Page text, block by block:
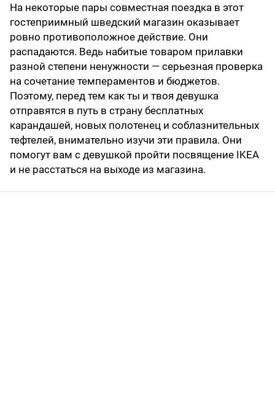
На некоторые пары совместная поездка в этот
гостеприимный шведский магазин оказывает
ровно противоположное действие. Они
распадаются. Ведь набитые товаром прилавки
разной степени ненужности — серьезная проверка
на сочетание темпераментов и бюджетов.
Поэтому, перед тем как ты и твоя девушка
отправятся в путь в страну бесплатных
карандашей, новых полотенец и соблазнительных
тефтелей, внимательно изучи эти правила. Они
помогут вам с девушкой пройти посвящение IKEA
и не расстаться на выходе из магазина.